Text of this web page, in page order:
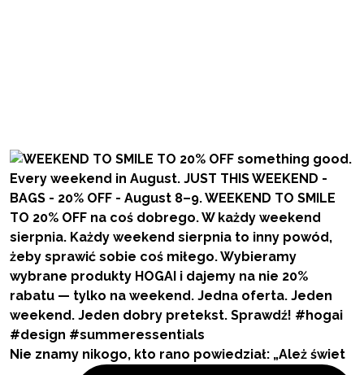
Nie znamy nikogo, kto rano powiedział: „Ależ świet